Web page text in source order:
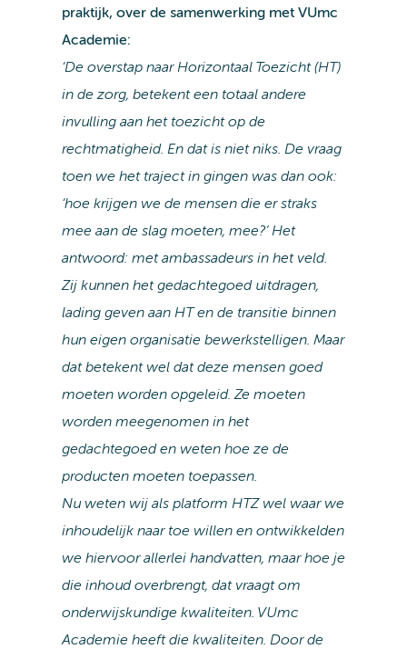
praktijk, over de samenwerking met VUmc
Academie:
‘De overstap naar Horizontaal Toezicht (HT)
in de zorg, betekent een totaal andere
invulling aan het toezicht op de
rechtmatigheid. En dat is niet niks. De vraag
toen we het traject in gingen was dan ook:
‘hoe krijgen we de mensen die er straks
mee aan de slag moeten, mee?’ Het
antwoord: met ambassadeurs in het veld.
Zij kunnen het gedachtegoed uitdragen,
lading geven aan HT en de transitie binnen
hun eigen organisatie bewerkstelligen. Maar
dat betekent wel dat deze mensen goed
moeten worden opgeleid. Ze moeten
worden meegenomen in het
gedachtegoed en weten hoe ze de
producten moeten toepassen.
Nu weten wij als platform HTZ wel waar we
inhoudelijk naar toe willen en ontwikkelden
we hiervoor allerlei handvatten, maar hoe je
die inhoud overbrengt, dat vraagt om
onderwijskundige kwaliteiten. VUmc
Academie heeft die kwaliteiten. Door de